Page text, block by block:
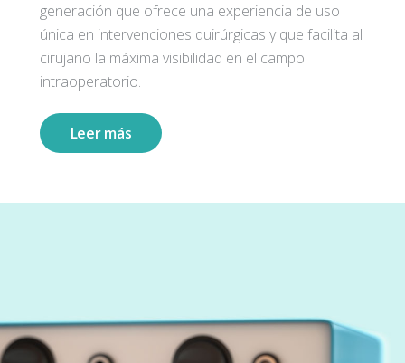
generación que ofrece una experiencia de uso
única en intervenciones quirúrgicas y que facilita al
cirujano la máxima visibilidad en el campo
intraoperatorio.
Leer más